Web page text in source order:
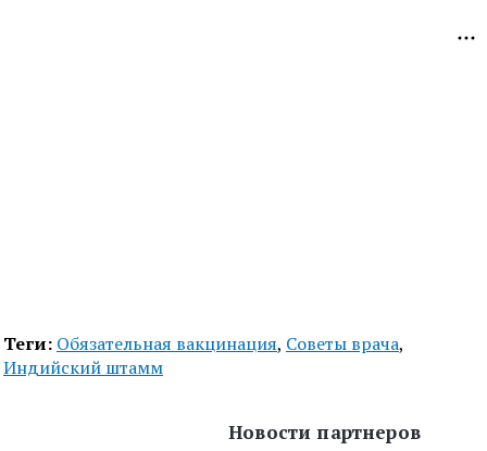
Теги: Обязательная вакцинация, Советы врача,
Индийский штамм
Новости партнеров